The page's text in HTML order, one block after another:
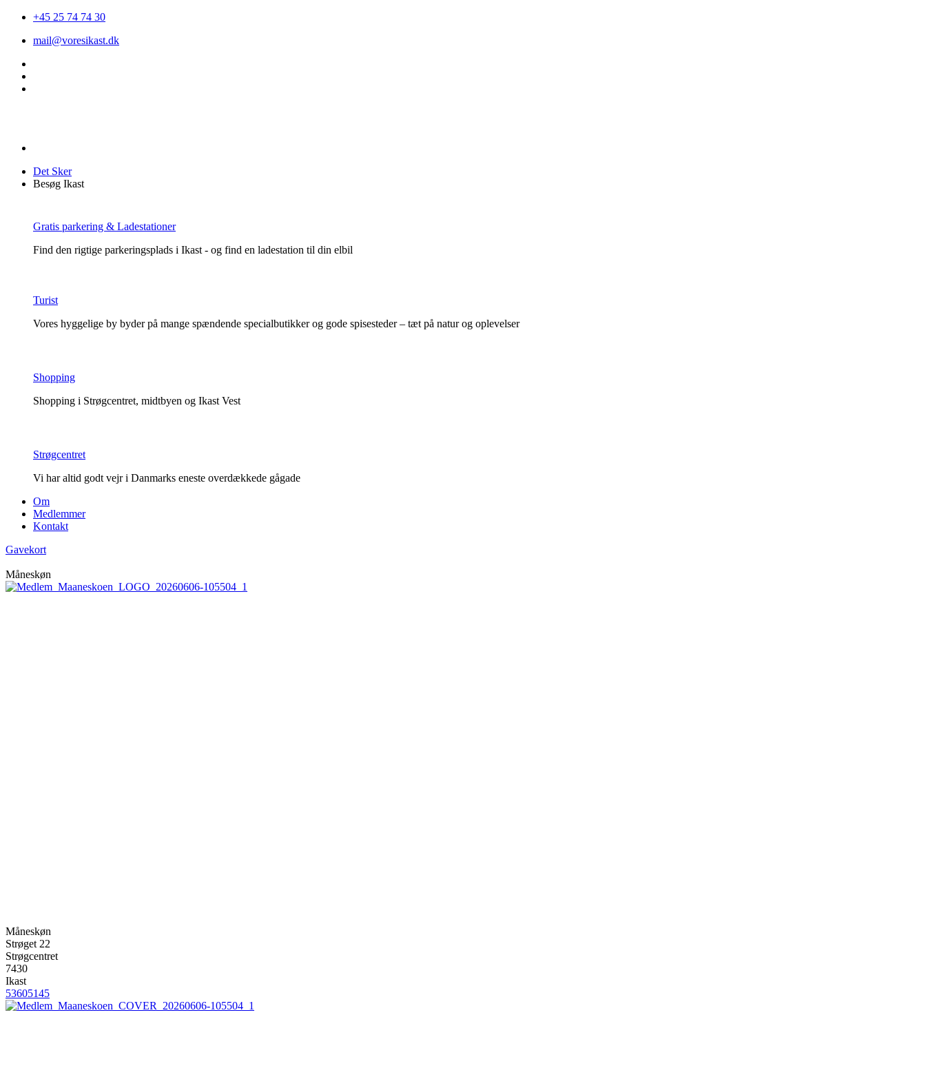
+45 25 74 74 30
mail@voresikast.dk
Det Sker
Besøg Ikast
Gratis parkering & Ladestationer
Find den rigtige parkeringsplads i Ikast - og find en ladestation til din elbil
Turist
Vores hyggelige by byder på mange spændende specialbutikker og gode spisesteder – tæt på natur og oplevelser
Shopping
Shopping i Strøgcentret, midtbyen og Ikast Vest
Strøgcentret
Vi har altid godt vejr i Danmarks eneste overdækkede gågade
Om
Medlemmer
Kontakt
Gavekort
Måneskøn
Måneskøn
Strøget 22
Strøgcentret
7430
Ikast
53605145